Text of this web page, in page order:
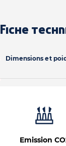
Fiche
Dimensions et
Emission